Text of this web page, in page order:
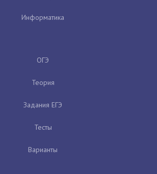
Информатика
ОГЭ
Теория
Задания ЕГЭ
Тесты
Варианты